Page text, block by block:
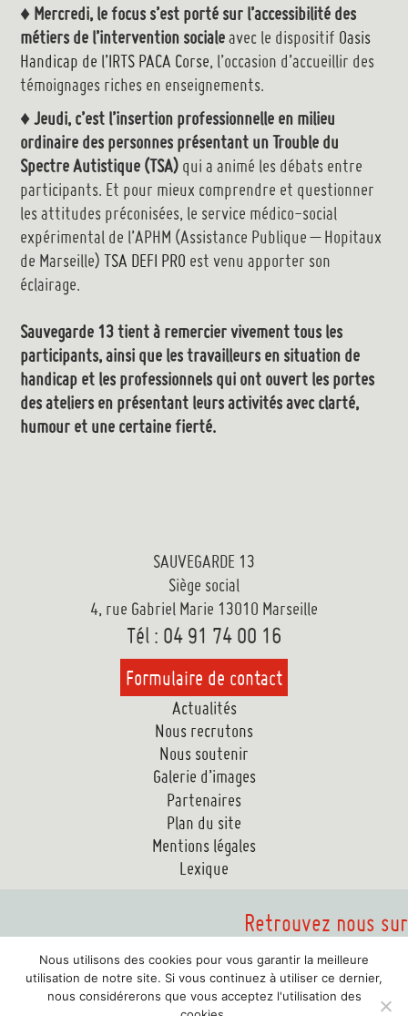
♦ Mercredi, le focus s’est porté sur l’accessibilité des
métiers de l’intervention socialeavec le dispositif Oasis
Handicap de l’IRTS PACA Corse, l’occasion d’accueillir des
témoignages riches en enseignements.
♦Jeudi, c’est l’insertion professionnelle en milieu
ordinaire des personnes présentant un Trouble du
Spectre Autistique (TSA) qui a animé les débats entre
participants. Et pour mieux comprendre et questionner
les attitudes préconisées, le service médico-social
expérimental de l’APHM (Assistance Publique – Hopitaux
de Marseille)TSA DEFI PRO est venu apporter son
éclairage.
Sauvegarde 13 tient à remercier vivement tous les
participants, ainsi que les travailleurs en situation de
handicap et les professionnels qui ont ouvert les portes
des ateliers en présentant leurs activités avec clarté,
humour et une certaine fierté.
SAUVEGARDE 13
Siège social
4, rue Gabriel Marie 13010 Marseille
Tél : 04 91 74 00 16
Formulaire de contact
Actualités
Nous recrutons
Nous soutenir
Galerie d’images
Partenaires
Plan du site
Mentions légales
Lexique
Retrouvez nous sur
Nous utilisons des cookies pour vous garantir la meilleure
utilisation de notre site. Si vous continuez à utiliser ce dernier,
nous considérerons que vous acceptez l'utilisation des